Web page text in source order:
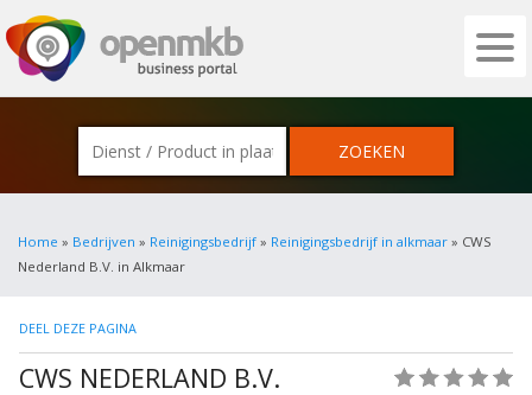
OPENMKB - DE ZAKELIJKE PORTAL
Home » Bedrijven » Reinigingsbedrijf » Reinigingsbedrijf in alkmaar » CWS
Nederland B.V. in Alkmaar
DEEL DEZE PAGINA
CWS NEDERLAND B.V.